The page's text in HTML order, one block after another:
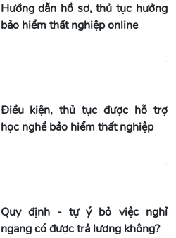
Hướng dẫn hồ sơ, thủ tục hưởng
bảo hiểm thất nghiệp online
Điều kiện, thủ tục được hỗ trợ
học nghề bảo hiểm thất nghiệp
Quy định - tự ý bỏ việc nghỉ
ngang có được trả lương không?